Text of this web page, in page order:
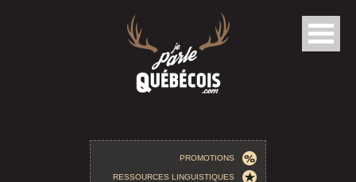
PROMOTIONS
RESSOURCES LINGUISTIQUES